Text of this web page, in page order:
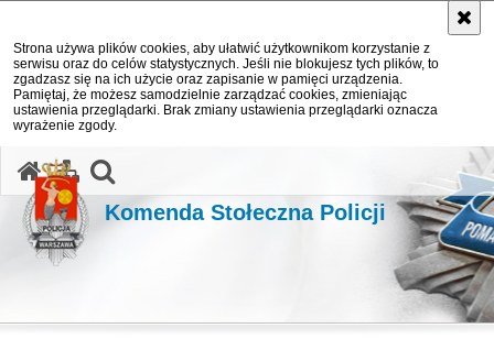
Strona używa plików cookies, aby ułatwić użytkownikom korzystanie z
serwisu oraz do celów statystycznych. Jeśli nie blokujesz tych plików, to
zgadzasz się na ich użycie oraz zapisanie w pamięci urządzenia.
Pamiętaj, że możesz samodzielnie zarządzać cookies, zmieniając
ustawienia przeglądarki. Brak zmiany ustawienia przeglądarki oznacza
wyrażenie zgody.
Komenda Stołeczna Policji